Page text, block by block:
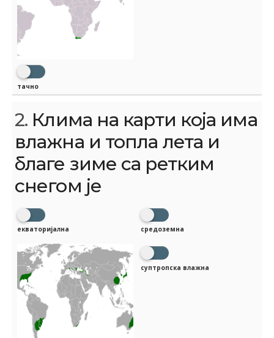
тачно
2. Клима на карти која има
влажна и топла лета и
благе зиме са ретким
снегом је
екваторијална средоземна
суптропска влажна